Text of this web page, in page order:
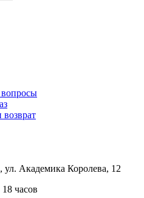
вопросы
, ул. Академика Королева, 12
часов